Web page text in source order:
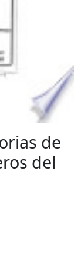
de
del